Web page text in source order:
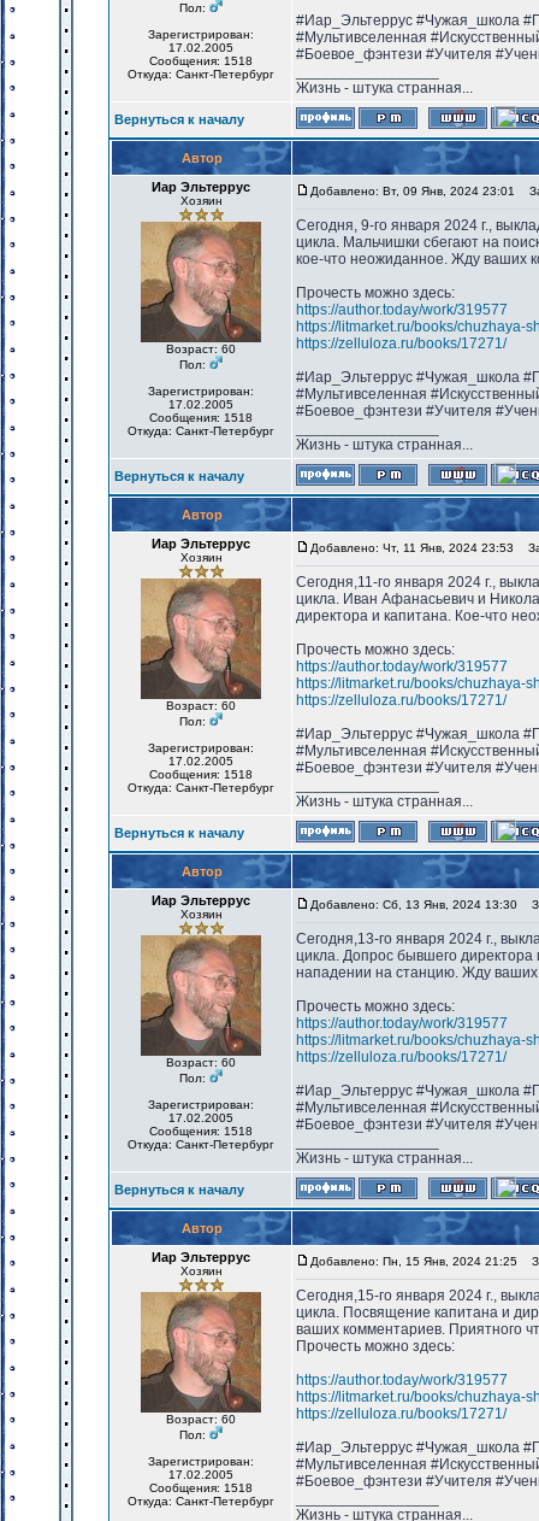
Пол:
Зарегистрирован:
17.02.2005
Сообщения: 1518
Откуда: Санкт-Петербург
#Иар_Эльтеррус #Чужая_школа
#Мультивселенная
#Боевое_фэнтези #Учителя
Жизнь - штука странная...
Вернуться к началу
Автор
Иар Эльтеррус
Хозяин
Возраст: 60
Пол:
Зарегистрирован:
17.02.2005
Сообщения: 1518
Откуда: Санкт-Петербург
Добавлено: Вт, 09 Янв, 2024 23:01
Сегодня, 9-го января 2024 г.,
цикла. Мальчишки сбегают на
кое-что неожиданное. Жду ваших
Прочесть можно здесь:
https://author.today/work/319577
https://litmarket.ru/books/chuzhaya-
https://zelluloza.ru/books/17271/
#Иар_Эльтеррус #Чужая_школа
#Мультивселенная
#Боевое_фэнтези #Учителя
Жизнь - штука странная...
Вернуться к началу
Автор
Иар Эльтеррус
Хозяин
Возраст: 60
Пол:
Зарегистрирован:
17.02.2005
Сообщения: 1518
Откуда: Санкт-Петербург
Добавлено: Чт, 11 Янв, 2024 23:53
Сегодня,11-го января 2024 г.,
цикла. Иван Афанасьевич и
директора и капитана. Кое-что
Прочесть можно здесь:
https://author.today/work/319577
https://litmarket.ru/books/chuzhaya-
https://zelluloza.ru/books/17271/
#Иар_Эльтеррус #Чужая_школа
#Мультивселенная
#Боевое_фэнтези #Учителя
Жизнь - штука странная...
Вернуться к началу
Автор
Иар Эльтеррус
Хозяин
Возраст: 60
Пол:
Зарегистрирован:
17.02.2005
Сообщения: 1518
Откуда: Санкт-Петербург
Добавлено: Сб, 13 Янв, 2024 13:30
Сегодня,13-го января 2024 г.,
цикла. Допрос бывшего директора
нападении на станцию. Жду
Прочесть можно здесь:
https://author.today/work/319577
https://litmarket.ru/books/chuzhaya-
https://zelluloza.ru/books/17271/
#Иар_Эльтеррус #Чужая_школа
#Мультивселенная
#Боевое_фэнтези #Учителя
Жизнь - штука странная...
Вернуться к началу
Автор
Иар Эльтеррус
Хозяин
Возраст: 60
Пол:
Зарегистрирован:
17.02.2005
Сообщения: 1518
Откуда: Санкт-Петербург
Добавлено: Пн, 15 Янв, 2024 21:25
Сегодня,15-го января 2024 г.,
цикла. Посвящение капитана и
ваших комментариев. Приятного
Прочесть можно здесь:
https://author.today/work/319577
https://litmarket.ru/books/chuzhaya-
https://zelluloza.ru/books/17271/
#Иар_Эльтеррус #Чужая_школа
#Мультивселенная
#Боевое_фэнтези #Учителя
Жизнь - штука странная...